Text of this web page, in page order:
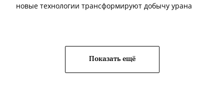
новые технологии трансформируют добычу урана
Показать ещё